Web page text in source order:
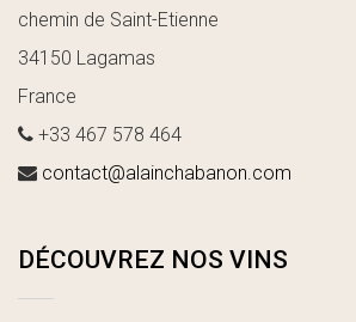
chemin de Saint-Etienne
34150 Lagamas
France
+33 467 578 464
contact@alainchabanon.com
DÉCOUVREZ NOS VINS